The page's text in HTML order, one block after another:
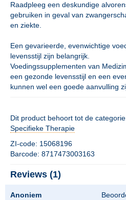
Raadpleeg een deskundige
gebruiken in geval van
en ziekte.
Een gevarieerde, evenwichtige
levensstijl zijn belangrijk.
Voedingssupplementen van
een gezonde levensstijl en een
kunnen wel een goede aanvulling
Dit product behoort tot de
Specifieke Therapie
ZI-code: 15068196
Barcode: 8717473003163
Reviews (1)
Anoniem